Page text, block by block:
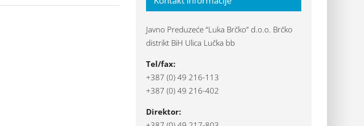
Javno Preduzeće “Luka Brčko” d.o.o. Brčko
distrikt BiH Ulica Lučka bb
Tel/fax:
+387 (0) 49 216-113
+387 (0) 49 216-402
Direktor: